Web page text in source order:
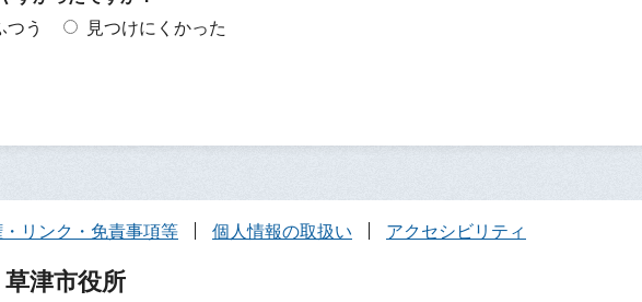
つう 見つけにくかった
リンク・免責事項等 個人情報の取扱い アクセシビリティ
草津市役所